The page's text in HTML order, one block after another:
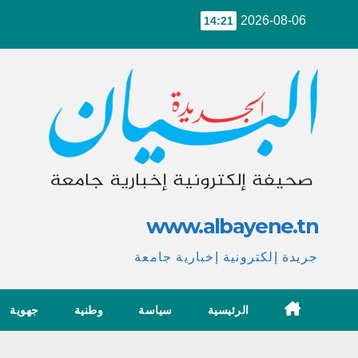
2026-08-06
14:21
www.albayene.tn
جريدة إلكترونية إخبارية جامعة
الرئيسية سياسة وطنية جهوية